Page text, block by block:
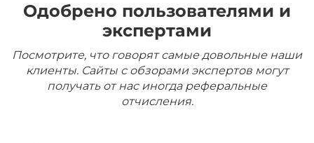
Одобрено пользователями и
экспертами
Посмотрите, что говорят самые довольные наши
клиенты. Сайты с обзорами экспертов могут
получать от нас иногда реферальные
отчисления.